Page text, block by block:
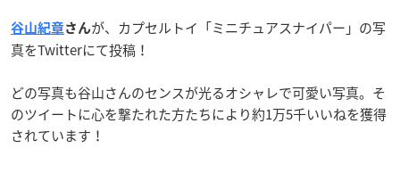
谷山紀章さんが、カプセルトイ「ミニチュアスナイパー」の写
真をTwitterにて投稿！
どの写真も谷山さんのセンスが光るオシャレで可愛い写真。そ
のツイートに心を撃たれた方たちにより約1万5千いいねを獲得
されています！